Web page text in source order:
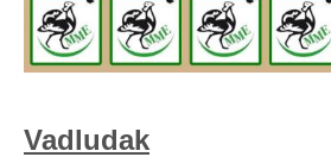
Vadludak